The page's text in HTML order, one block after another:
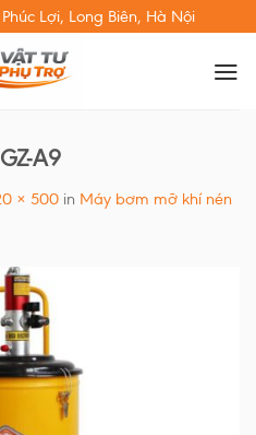
Lợi, Long Biên, Hà Nội
A9
× 500 in Máy bơm mỡ khí nén